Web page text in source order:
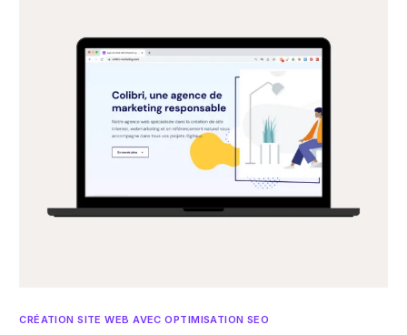
CRÉATION SITE WEB AVEC OPTIMISATION SEO